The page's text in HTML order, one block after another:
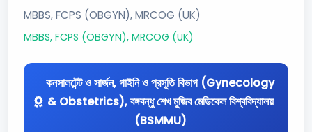
MBBS, FCPS (OBGYN), MRCOG (UK)
MBBS, FCPS (OBGYN), MRCOG (UK)
কনসালটেন্ট ও সার্জন, গাইনি ও প্রসূতি বিভাগ (Gynecology
& Obstetrics), বঙ্গবন্ধু শেখ মুজিব মেডিকেল বিশ্ববিদ্যালয়
(BSMMU)